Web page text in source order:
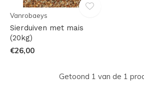
Vanrobaeys
Sierduiven met mais
(20kg)
€26,00
Getoond 1 van de 1